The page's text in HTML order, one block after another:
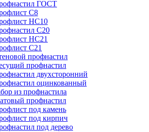
ГОСТ
С8
НС10
С20
НС21
С21
профнастил
профнастил
двухсторонний
оцинкованный
из профнастила
профнастил
под камень
под кирпич
под дерево